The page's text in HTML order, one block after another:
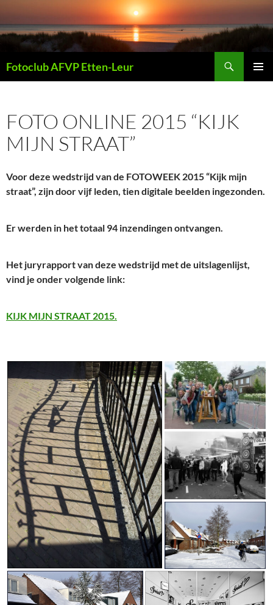
naar
de
inhoud
Fotoclub AFVP Etten-Leur
FOTO ONLINE 2015 “KIJK
MIJN STRAAT”
Voor deze wedstrijd van de FOTOWEEK 2015 “Kijk mijn
straat”, zijn door vijf leden, tien digitale beelden ingezonden.
Er werden in het totaal 94 inzendingen ontvangen.
Het juryrapport van deze wedstrijd met de uitslagenlijst,
vind je onder volgende link:
KIJK MIJN STRAAT 2015.